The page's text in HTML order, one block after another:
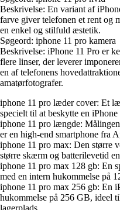
Beskrivelse: En variant af
farve giver telefonen et rent og
en enkel og stilfuld æstetik.
Søgeord: iphone 11 pro kamera
Beskrivelse: iPhone 11 Pro er
flere linser, der leverer
en af telefonens
amatørfotografer.
iphone 11 pro læder cover: Et
specielt til at beskytte en iPhone
iphone 11 pro længde:
er en high-end smartphone fra
iphone 11 pro max: Den større
større skærm og batterilevetid
iphone 11 pro max 128 gb: En
med en intern hukommelse på
iphone 11 pro max 256 gb: En
hukommelse på 256 GB, ideel
lagerplads.